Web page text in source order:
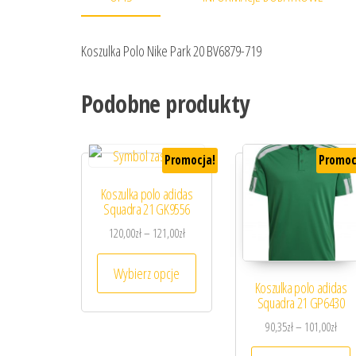
Koszulka Polo Nike Park 20 BV6879-719
Podobne produkty
Promocja!
Koszulka polo adidas
Squadra 21 GK9556
120,00zł– 121,00złZakres cen: od 120,00zł do 121,00zł
Wybierz opcje
Ten produkt ma wiele wariantów.
Koszulka polo adidas
Squadra 21 GP6430
90,35zł– 101,00zł